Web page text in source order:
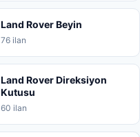
Land Rover Beyin
76 ilan
Land Rover Direksiyon
Kutusu
60 ilan